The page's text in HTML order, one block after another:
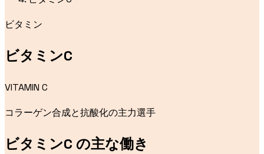
ビタミン
ビタミンC
VITAMIN C
コラーゲン合成と抗酸化の主力選手
ビタミンC の主な働き